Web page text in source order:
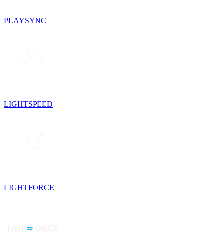
PLAYSYNC
LIGHTSPEED
LIGHTFORCE